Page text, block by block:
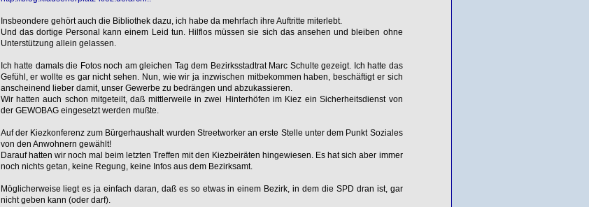
Insbeondere gehört auch die Bibliothek dazu, ich habe da mehrfach ihre Auftritte miterlebt.
Und das dortige Personal kann einem Leid tun. Hilflos müssen sie sich das ansehen und bleiben ohne
Unterstützung allein gelassen.
Ich hatte damals die Fotos noch am gleichen Tag dem Bezirksstadtrat Marc Schulte gezeigt. Ich hatte das
Gefühl, er wollte es gar nicht sehen. Nun, wie wir ja inzwischen mitbekommen haben, beschäftigt er sich
anscheinend lieber damit, unser Gewerbe zu bedrängen und abzukassieren.
Wir hatten auch schon mitgeteilt, daß mittlerweile in zwei Hinterhöfen im Kiez ein Sicherheitsdienst von
der GEWOBAGeingesetzt werden mußte.
Auf der Kiezkonferenz zum Bürgerhaushalt wurden Streetworker an erste Stelle unter dem Punkt Soziales
von den Anwohnern gewählt!
Darauf hatten wir noch mal beim letzten Treffen mit den Kiezbeiräten hingewiesen. Es hat sich aber immer
noch nichts getan, keine Regung, keine Infos aus dem Bezirksamt.
Möglicherweise liegt es ja einfach daran, daß es so etwas in einem Bezirk, in dem die SPD dran ist, gar
nicht geben kann (oder darf).